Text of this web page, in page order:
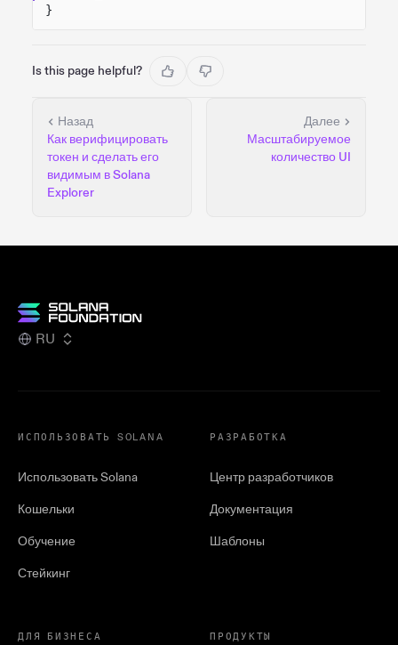
}
Is this page helpful?
Назад
Как верифицировать
токен и сделать его
видимым в Solana
Explorer
Далее
Масштабируемое
количество UI
RU
ИСПОЛЬЗОВАТЬ SOLANA
Использовать Solana
Кошельки
Обучение
Стейкинг
РАЗРАБОТКА
Центр разработчиков
Документация
Шаблоны
ДЛЯ БИЗНЕСА ПРОДУКТЫ